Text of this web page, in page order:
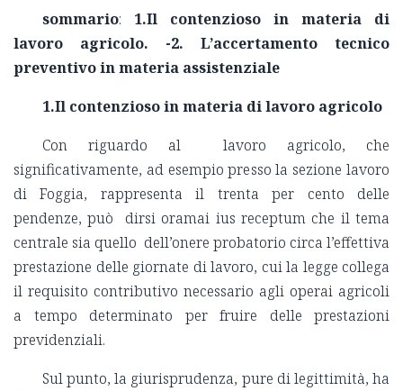
sommario: 1.Il contenzioso in materia di
lavoro agricolo. -2. L’accertamento tecnico
preventivo in materia assistenziale
1.Il contenzioso in materia di lavoro agricolo
Con riguardo al lavoro agricolo, che
significativamente, ad esempio presso la sezione lavoro
di Foggia, rappresenta il trenta per cento delle
pendenze, può dirsi oramai ius receptum che il tema
centrale sia quello dell’onere probatorio circa l’effettiva
prestazione delle giornate di lavoro, cui la legge collega
il requisito contributivo necessario agli operai agricoli
a tempo determinato per fruire delle prestazioni
previdenziali.
Sul punto, la giurisprudenza, pure di legittimità, ha